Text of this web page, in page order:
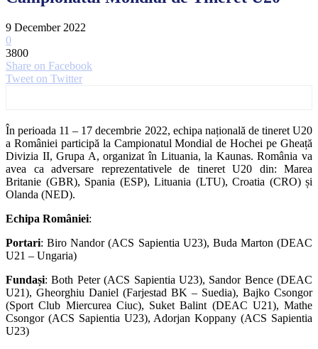
9 December 2022
0
3800
Share on Facebook
Tweet on Twitter
În perioada 11 – 17 decembrie 2022, echipa națională de tineret U20
a României participă la Campionatul Mondial de Hochei pe Gheață
Divizia II, Grupa A, organizat în Lituania, la Kaunas. România va
avea ca adversare reprezentativele de tineret U20 din: Marea
Britanie (GBR), Spania (ESP), Lituania (LTU), Croatia (CRO) și
Olanda (NED).
Echipa României:
Portari: Biro Nandor (ACS Sapientia U23), Buda Marton (DEAC
U21 – Ungaria)
Fundași: Both Peter (ACS Sapientia U23), Sandor Bence (DEAC
U21), Gheorghiu Daniel (Farjestad BK – Suedia), Bajko Csongor
(Sport Club Miercurea Ciuc), Suket Balint (DEAC U21), Mathe
Csongor (ACS Sapientia U23), Adorjan Koppany (ACS Sapientia
U23)